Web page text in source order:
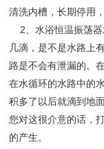
清洗内槽，长期停用
2、水浴恒温振荡器
几滴，是不是水路上
路是不会有泄漏的。
在水循环的水路中的
积多了以后就滴到地
您对这很介意的话，
的产生。